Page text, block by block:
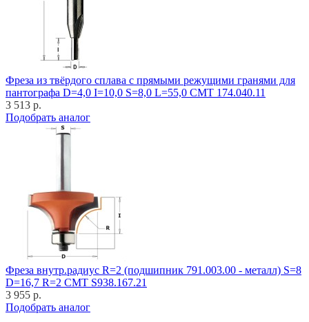
Фреза из твёрдого сплава с прямыми режущими гранями для
пантографа D=4,0 I=10,0 S=8,0 L=55,0 CMT 174.040.11
3 513 р.
Подобрать аналог
Фреза внутр.радиус R=2 (подшипник 791.003.00 - металл) S=8
D=16,7 R=2 CMT S938.167.21
3 955 р.
Подобрать аналог